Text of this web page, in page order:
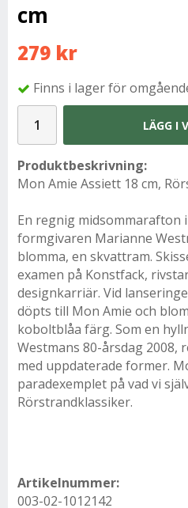
cm
279 kr
Finns i lager för
LÄGG I
Produktbeskrivning:
Mon Amie Assiett 18 cm,
En regnig midsommarafton
formgivaren Marianne
blomma, en skvattram.
examen på Konstfack,
designkarriär. Vid
döpts till Mon Amie och
koboltblåa färg. Som en
Westmans 80-årsdag 2008,
med uppdaterade former.
paradexemplet på vad vi
Rörstrandklassiker.
Artikelnummer:
003-02-1012142